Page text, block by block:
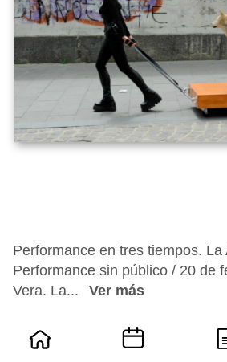
Performance en tres tiempos. La
Performance sin público / 20 de
Vera. La...
Ver más